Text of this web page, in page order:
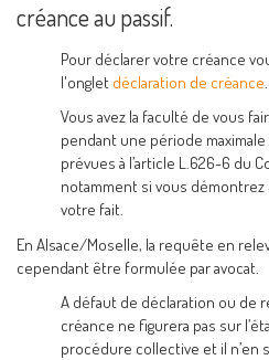
créance au passif.
Pour déclarer votre créance
l'onglet déclaration de créance
Vous avez la faculté de vous
pendant une période
prévues à l’article L.626-6 du
notamment si vous démontrez
votre fait.
En Alsace/Moselle, la requête en
cependant être formulée par avocat.
A défaut de déclaration ou de
créance ne figurera pas sur
procédure collective et il n’en